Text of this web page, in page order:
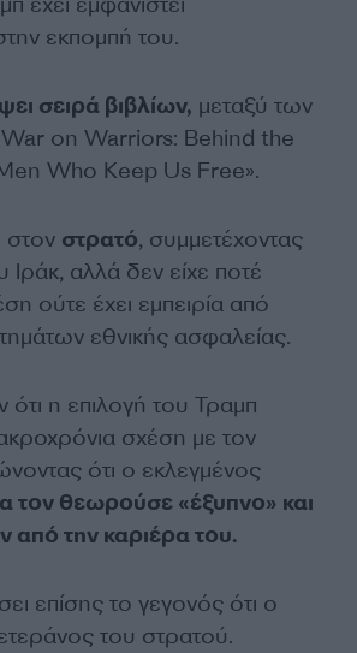
εκπομπή του.
σειρά βιβλίων, μεταξύ των
on Warriors: Behind the
Who Keep Us Free».
στον στρατό, συμμετέχοντας
αλλά δεν είχε ποτέ
ούτε έχει εμπειρία από
εθνικής ασφαλείας.
η επιλογή του Τραμπ
σχέση με τον
ότι ο εκλεγμένος
τον θεωρούσε «έξυπνο» και
από την καριέρα του.
επίσης το γεγονός ότι ο
του στρατού.